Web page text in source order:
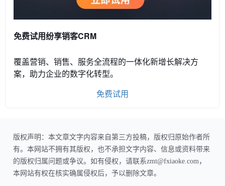
免费试用纷享销客CRM
覆盖营销、销售、服务全流程的一体化新增长解决方
案，助力企业的数字化转型。
免费试用
版权声明：本文章文字内容来自第三方投稿，版权归原始作者所
有。本网站不拥有其版权，也不承担文字内容、信息或资料带来
的版权归属问题或争议。如有侵权，请联系zmt@fxiaoke.com，
本网站有权在核实确属侵权后，予以删除文章。